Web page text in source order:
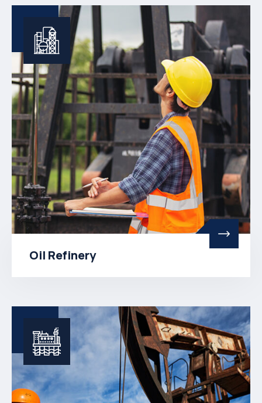
Oil Refinery